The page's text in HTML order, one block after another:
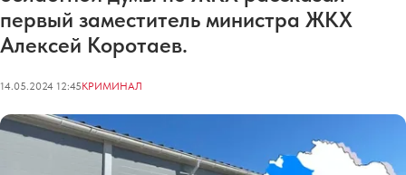
первый заместитель министра ЖКХ
Алексей Коротаев.
14.05.2024 12:45КРИМИНАЛ